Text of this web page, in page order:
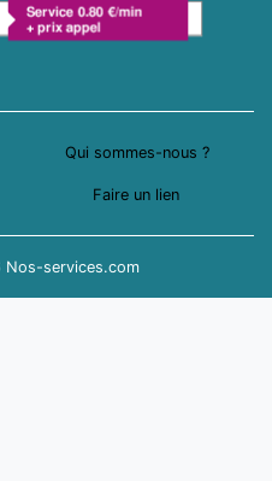
Qui sommes-nous ?
Faire un lien
services.com